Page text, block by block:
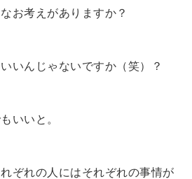
お考えがありますか？
いんじゃないですか（笑）？
いいと。
ぞれの人にはそれぞれの事情が